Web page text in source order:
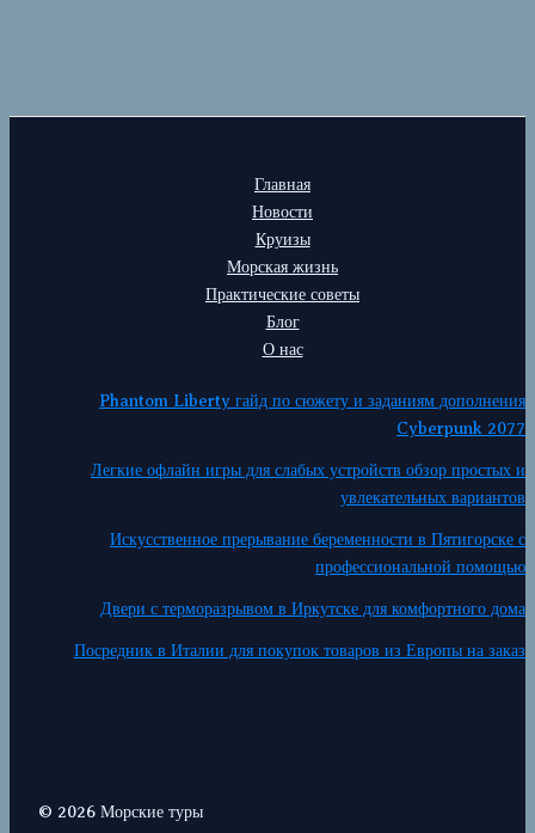
Главная
Новости
Круизы
Морская жизнь
Практические советы
Блог
О нас
Phantom Liberty гайд по сюжету и заданиям дополнения
Cyberpunk 2077
Легкие офлайн игры для слабых устройств обзор простых и
увлекательных вариантов
Искусственное прерывание беременности в Пятигорске с
профессиональной помощью
Двери с терморазрывом в Иркутске для комфортного дома
Посредник в Италии для покупок товаров из Европы на заказ
© 2026 Морские туры